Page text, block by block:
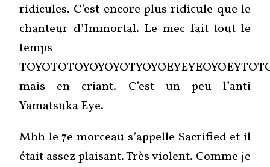
ridicules. C’est encore plus ridicule que le
chanteur d’Immortal. Le mec fait tout le
temps
mais en criant. C’est un peu l’anti
Yamatsuka Eye.
Mhh le 7e morceau s’appelle Sacrified et il
était assez plaisant. Très violent. Comme je